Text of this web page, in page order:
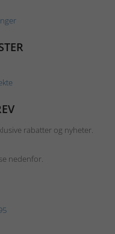
rabatter og nyheter.
nedenfor.